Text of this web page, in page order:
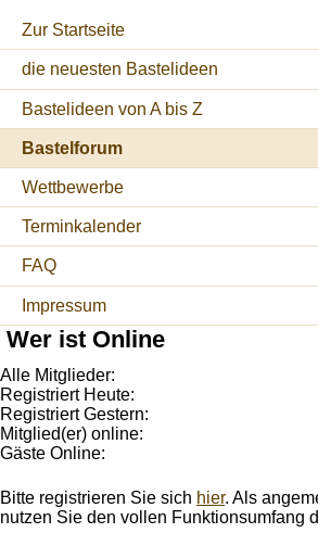
Zur Startseite
die neuesten Bastelideen
Bastelideen von A bis Z
Bastelforum
Wettbewerbe
Terminkalender
FAQ
Impressum
Wer ist Online
Alle Mitglieder:
Registriert Heute:
Registriert Gestern:
Mitglied(er) online:
Gäste Online:
Bitte registrieren Sie sich hier. Als
nutzen Sie den vollen Funktionsumfang